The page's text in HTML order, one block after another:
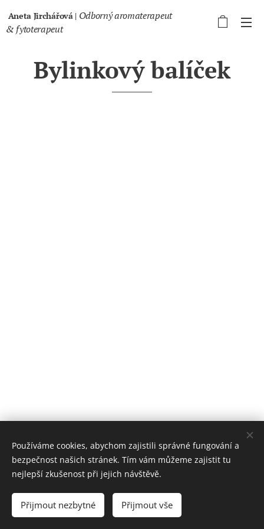
Aneta Jirchářová | Odborný aromaterapeut
& fytoterapeut
Bylinkový balíček
© 2023 Aromaterapie Kvítek. Všechna práva vyhrazena.
Vytvořeno službou Webnode
Používáme cookies, abychom zajistili správné fungování a
bezpečnost našich stránek. Tím vám můžeme zajistit tu
nejlepší zkušenost při jejich návštěvě.
Přijmout nezbytné Přijmout vše